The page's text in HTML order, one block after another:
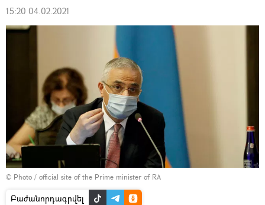
15:20 04.02.2021
© Photo / official site of the Prime minister of RA
Բաժանորդագրվել